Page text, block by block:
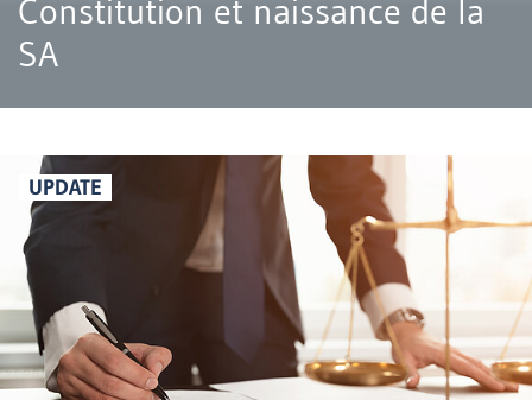
Constitution et naissance de la
SA
UPDATE